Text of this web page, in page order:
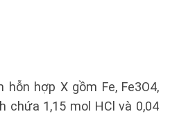
hỗn hợp X gồm Fe, Fe3O4,
chứa 1,15 mol HCl và 0,04